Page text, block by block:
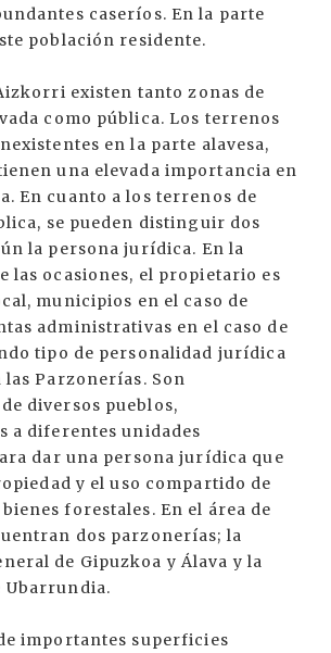
caseríos. En la parte
población residente.
existen tanto zonas de
como pública. Los terrenos
en la parte alavesa,
una elevada importancia en
En cuanto a los terrenos de
se pueden distinguir dos
la persona jurídica. En la
las ocasiones, el propietario es
municipios en el caso de
administrativas en el caso de
tipo de personalidad jurídica
Parzonerías. Son
diversos pueblos,
a diferentes unidades
dar una persona jurídica que
y el uso compartido de
forestales. En el área de
dos parzonerías; la
de Gipuzkoa y Álava y la
Ubarrundia.
importantes superficies